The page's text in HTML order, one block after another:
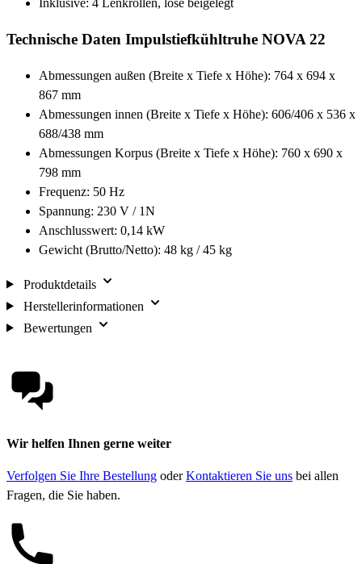
Inklusive: 4 Lenkrollen, lose beigelegt
Technische Daten Impulstiefkühltruhe NOVA 22
Abmessungen außen (Breite x Tiefe x Höhe): 764 x 694 x
867 mm
Abmessungen innen (Breite x Tiefe x Höhe): 606/406 x 536 x
688/438 mm
Abmessungen Korpus (Breite x Tiefe x Höhe): 760 x 690 x
798 mm
Frequenz: 50 Hz
Spannung: 230 V / 1N
Anschlusswert: 0,14 kW
Gewicht (Brutto/Netto): 48 kg / 45 kg
Produktdetails
Herstellerinformationen
Bewertungen
Wir helfen Ihnen gerne weiter
Verfolgen Sie Ihre Bestellung oderKontaktieren Sie uns bei allen
Fragen, die Sie haben.